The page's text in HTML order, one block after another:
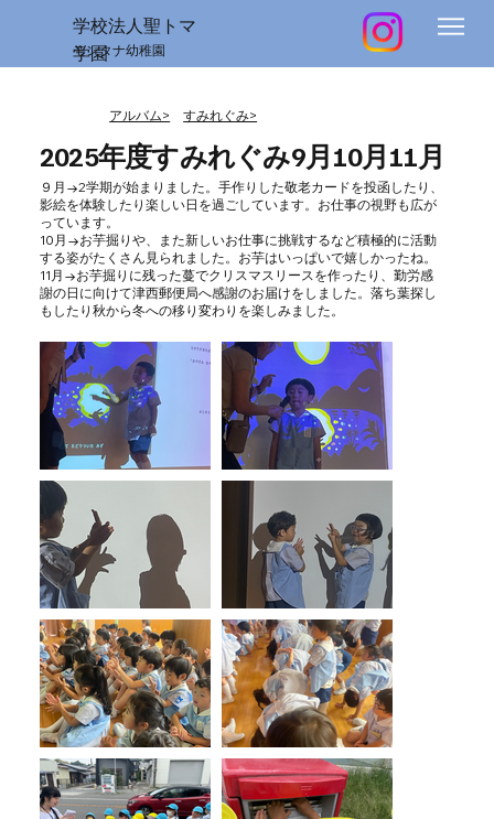
学校法人聖トマ
学園
モンタナ幼稚園
アルバム> すみれぐみ>
2025年度すみれぐみ9月10月11月
９月→2学期が始まりました。手作りした敬老カードを投函したり、
影絵を体験したり楽しい日を過ごしています。お仕事の視野も広が
っています。
10月→お芋掘りや、また新しいお仕事に挑戦するなど積極的に活動
する姿がたくさん見られました。お芋はいっぱいで嬉しかったね。
11月→お芋掘りに残った蔓でクリスマスリースを作ったり、勤労感
謝の日に向けて津西郵便局へ感謝のお届けをしました。落ち葉探し
もしたり秋から冬への移り変わりを楽しみました。